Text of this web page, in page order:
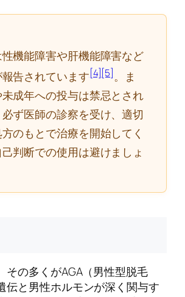
機能障害や肝機能障害など
告されています[4][5]。ま
成年への投与は禁忌とされ
ず医師の診察を受け、適切
のもとで治療を開始してく
判断での使用は避けましょ
その多くがAGA（男性型脱毛
伝と男性ホルモンが深く関与す